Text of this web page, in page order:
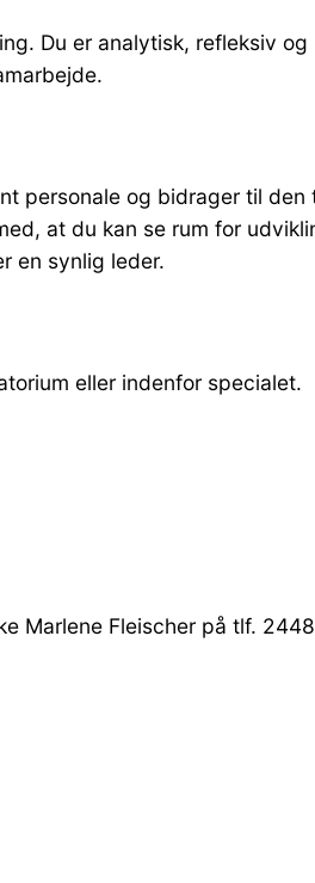
Du er analytisk, refleksiv
personale og bidrager til
at du kan se rum for
en synlig leder.
eller indenfor specialet.
Marlene Fleischer på tlf.